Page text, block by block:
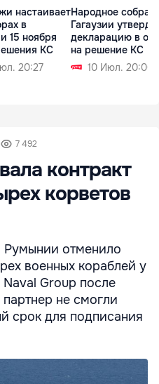
настаивает
в
15 ноября
КС
20:27
Народное
Гагаузии
декларацию в
на решение КС
10 Июл. 20:00
7 492
контракт
корветов
Румынии отменило
военных кораблей у
Group после
не смогли
срок для подписания